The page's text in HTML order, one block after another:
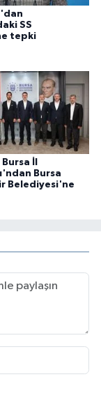
SS
tepki
Bursa İl
Bursa
Belediyesi'ne